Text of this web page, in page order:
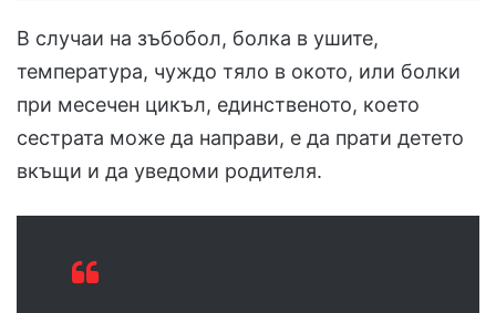
В случаи на зъбобол, болка в ушите,
температура, чуждо тяло в окото, или болки
при месечен цикъл, единственото, което
сестрата може да направи, е да прати детето
вкъщи и да уведоми родителя.